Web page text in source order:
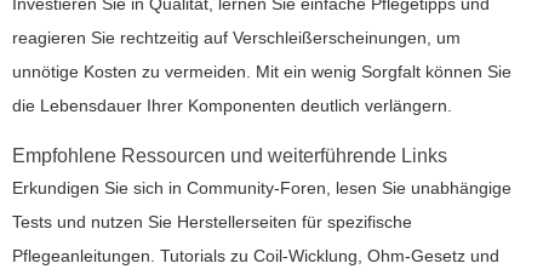
reagieren Sie rechtzeitig auf Verschleißerscheinungen, um
unnötige Kosten zu vermeiden. Mit ein wenig Sorgfalt können Sie
die Lebensdauer Ihrer Komponenten deutlich verlängern.
Empfohlene Ressourcen und weiterführende Links
Erkundigen Sie sich in Community-Foren, lesen Sie unabhängige
Tests und nutzen Sie Herstellerseiten für spezifische
Pflegeanleitungen. Tutorials zu Coil-Wicklung, Ohm-Gesetz und